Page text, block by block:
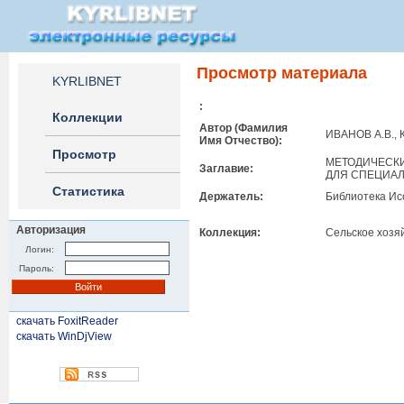
KYRLIBNET
Коллекции
Просмотр
Статистика
Авторизация
Логин:
Пароль:
скачать FoxitReader
скачать WinDjView
Просмотр материала
:
Автор (Фамилия
Имя Отчество):
ИВАНОВ А.В.,
Заглавие:
ДЛЯ
Держатель:
Библиотека
Коллекция: Сельское